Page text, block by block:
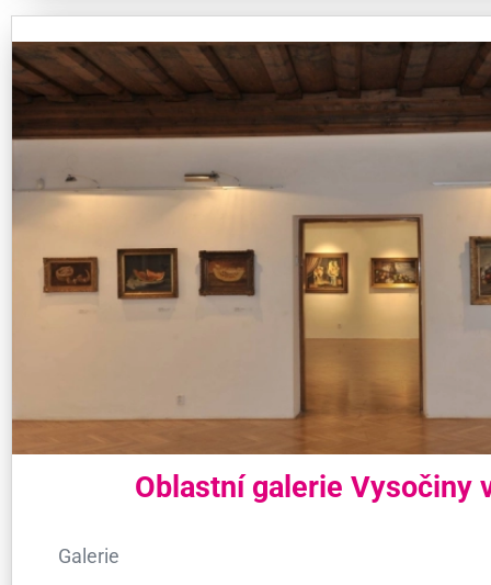
Oblastní galerie Vysočiny
Galerie